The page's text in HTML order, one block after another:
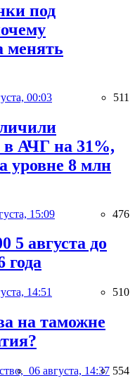
под
менять
00:03 511
в АЧГ на 31%,
уровне 8 млн
15:09 476
5 августа до
года
14:51 510
на таможне
06 августа, 14:37 554